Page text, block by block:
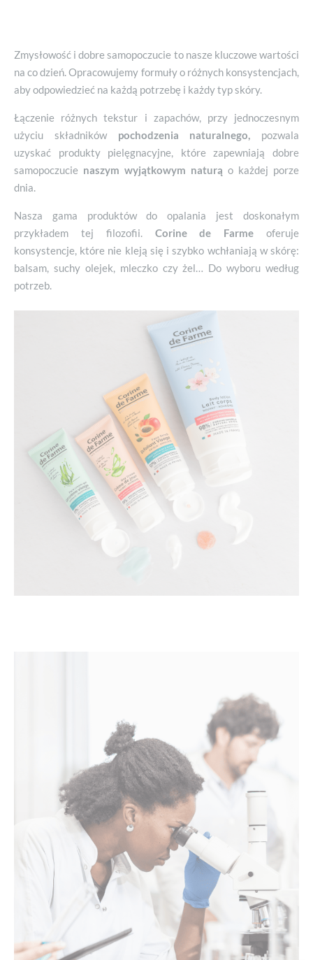
Zmysłowość i dobre samopoczucie to nasze kluczowe wartości
na co dzień. Opracowujemy formuły o różnych konsystencjach,
aby odpowiedzieć na każdą potrzebę i każdy typ skóry.
Łączenie różnych tekstur i zapachów, przy jednoczesnym
użyciu składnikówpochodzenia naturalnego, pozwala
uzyskać produkty pielęgnacyjne, które zapewniają dobre
samopoczucie naszym wyjątkowym naturą o każdej porze
dnia.
Nasza gama produktów do opalania jest doskonałym
przykładem tej filozofii.Corine de Farme oferuje
konsystencje, które nie kleją się i szybko wchłaniają w skórę:
balsam, suchy olejek, mleczko czy żel… Do wyboru według
potrzeb.